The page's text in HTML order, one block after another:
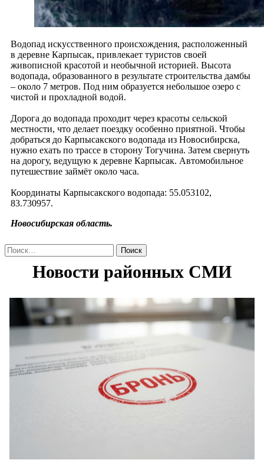
Водопад искусственного происхождения, расположенный
в деревне Карпысак, привлекает туристов своей
живописной красотой и необычной историей. Высота
водопада, образованного в результате строительства дамбы
– около 7 метров. Под ним образуется небольшое озеро с
чистой и прохладной водой.
Дорога до водопада проходит через красоты сельской
местности, что делает поездку особенно приятной. Чтобы
добраться до Карпысакского водопада из Новосибирска,
нужно ехать по трассе в сторону Тогучина. Затем свернуть
на дорогу, ведущую к деревне Карпысак. Автомобильное
путешествие займёт около часа.
Координаты Карпысакского водопада: 55.053102,
83.730957.
Новосибирская область.
Найти: